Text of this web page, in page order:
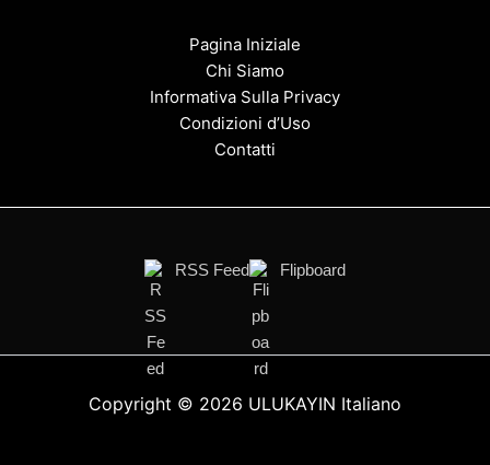
Pagina Iniziale
Chi Siamo
Informativa Sulla Privacy
Condizioni d’Uso
Contatti
RSS Feed Flipboard
Copyright © 2026 ULUKAYIN Italiano